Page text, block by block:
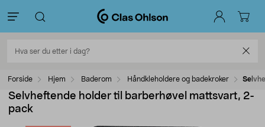
Forside Hjem Baderom Håndkleholdere og badekroker
Selvheftende holder til barberhøvel mattsvart, 2-
pack